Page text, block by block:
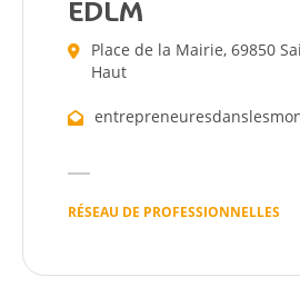
EDLM
Place de la Mairie, 69850
Haut
RÉSEAU DE PROFESSIONNELLES